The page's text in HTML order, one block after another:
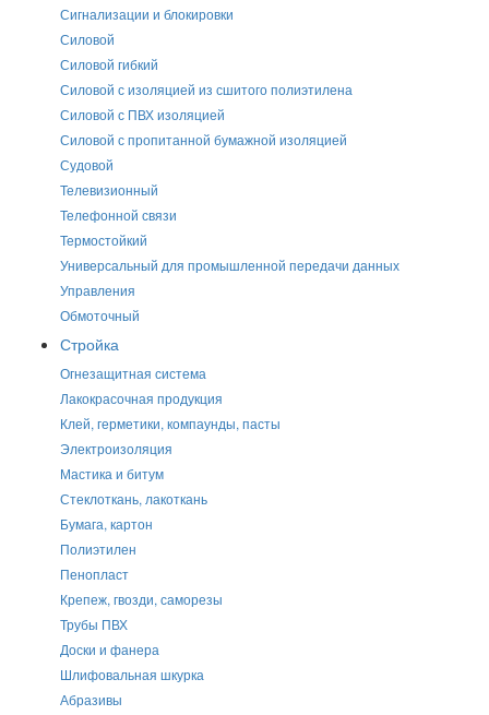
Сигнализации и блокировки
Силовой
Силовой гибкий
Силовой с изоляцией из сшитого полиэтилена
Силовой с ПВХ изоляцией
Силовой с пропитанной бумажной изоляцией
Судовой
Телевизионный
Телефонной связи
Термостойкий
Универсальный для промышленной передачи данных
Управления
Обмоточный
Стройка
Огнезащитная система
Лакокрасочная продукция
Клей, герметики, компаунды, пасты
Электроизоляция
Мастика и битум
Стеклоткань, лакоткань
Бумага, картон
Полиэтилен
Пенопласт
Крепеж, гвозди, саморезы
Трубы ПВХ
Доски и фанера
Шлифовальная шкурка
Абразивы